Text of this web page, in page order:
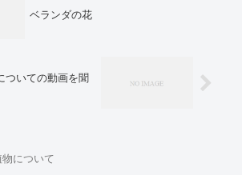
ベランダの花
いての動画を聞
について